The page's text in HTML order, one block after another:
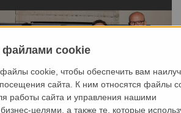
файлами cookie
cookie, чтобы обеспечить вам
сайта. К ним относятся файлы
работы сайта и управления нашими
целями, а также те, которые